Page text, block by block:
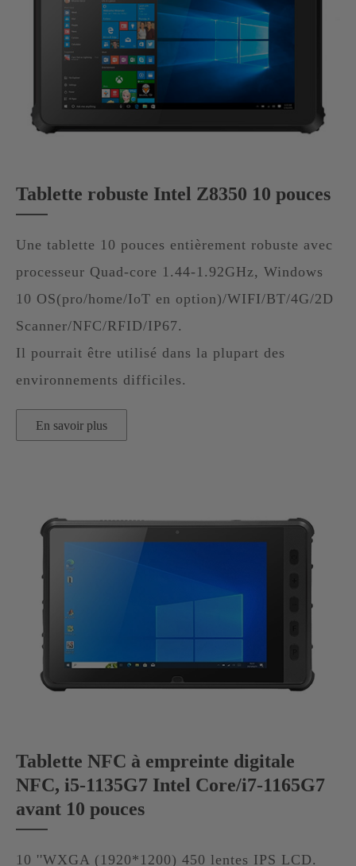
Tablette robuste Intel Z8350 10 pouces
Une tablette 10 pouces entièrement robuste avec
processeur Quad-core 1.44-1.92GHz, Windows
10 OS(pro/home/IoT en option)/WIFI/BT/4G/2D
Scanner/NFC/RFID/IP67.
Il pourrait être utilisé dans la plupart des
environnements difficiles.
En savoir plus
Tablette NFC à empreinte digitale
NFC, i5-1135G7 Intel Core/i7-1165G7
avant 10 pouces
10 ''WXGA (1920*1200) 450 lentes IPS LCD.